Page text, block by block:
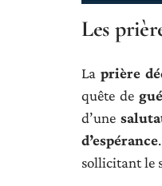
Les
La prière
quête de
d’une
d’espérance
sollicitant le